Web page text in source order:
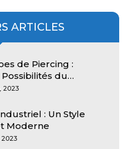
ARTICLES
de Piercing :
du…
2023
: Un Style
Moderne
2023